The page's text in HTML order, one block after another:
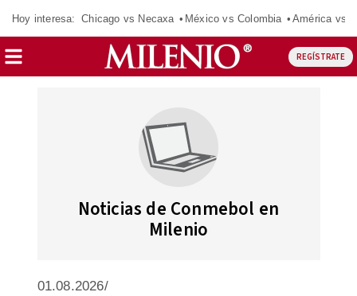
Hoy interesa: Chicago vs Necaxa México vs Colombia América vs
REGÍSTRATE
Noticias de Conmebol en
Milenio
01.08.2026/